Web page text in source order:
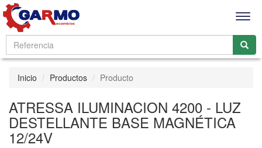
Inicio Productos Producto
ATRESSA ILUMINACION 4200 - LUZ
DESTELLANTE BASE MAGNÉTICA
12/24V